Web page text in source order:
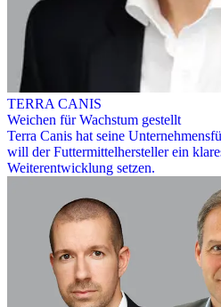
TERRA CANIS
Weichen für Wachstum gestellt
Terra Canis hat seine
will der Futtermittelhersteller ein
Weiterentwicklung setzen.